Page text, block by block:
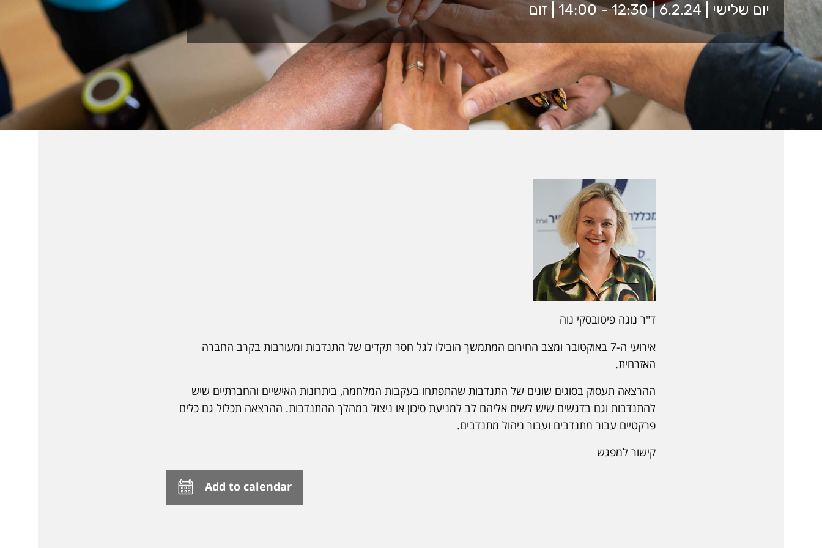
יום שלישי | 6.2.24 | 12:30 - 14:00 | זום
ד"ר נוגה פיטובסקי נוה
אירועי ה-7 באוקטובר ומצב החירום המתמשך הובילו לגל חסר תקדים של התנדבות ומעורבות בקרב החברה
האזרחית.
ההרצאה תעסוק בסוגים שונים של התנדבות שהתפתחו בעקבות המלחמה, ביתרונות האישיים והחברתיים שיש
להתנדבות וגם בדגשים שיש לשים אליהם לב למניעת סיכון או ניצול במהלך ההתנדבות. ההרצאה תכלול גם כלים
פרקטיים עבור מתנדבים ועבור ניהול מתנדבים.
קישור למפגש
Add to calendar